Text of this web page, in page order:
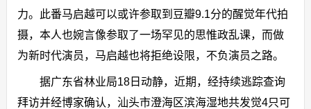
力。此番马启越可以或许参取到豆瓣9.1分的醒觉年代拍
摄，本人也婉言像参取了一场罕见的思惟政乱课，而做
为新时代演员，马启越也将拒绝设限，不负演员之路。
据广东省林业局18日动静，近期，经持续逃踪查询
拜访并经博家确认，汕头市澄海区滨海湿地共发觉4只可